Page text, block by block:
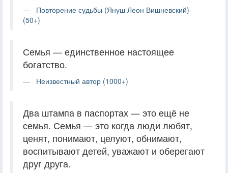
Повторение судьбы (Януш Леон Вишневский)
(50+)
Семья — единственное настоящее
богатство.
Неизвестный автор (1000+)
Два штампа в паспортах — это ещё не
семья. Семья — это когда люди любят,
ценят, понимают, целуют, обнимают,
воспитывают детей, уважают и оберегают
друг друга.